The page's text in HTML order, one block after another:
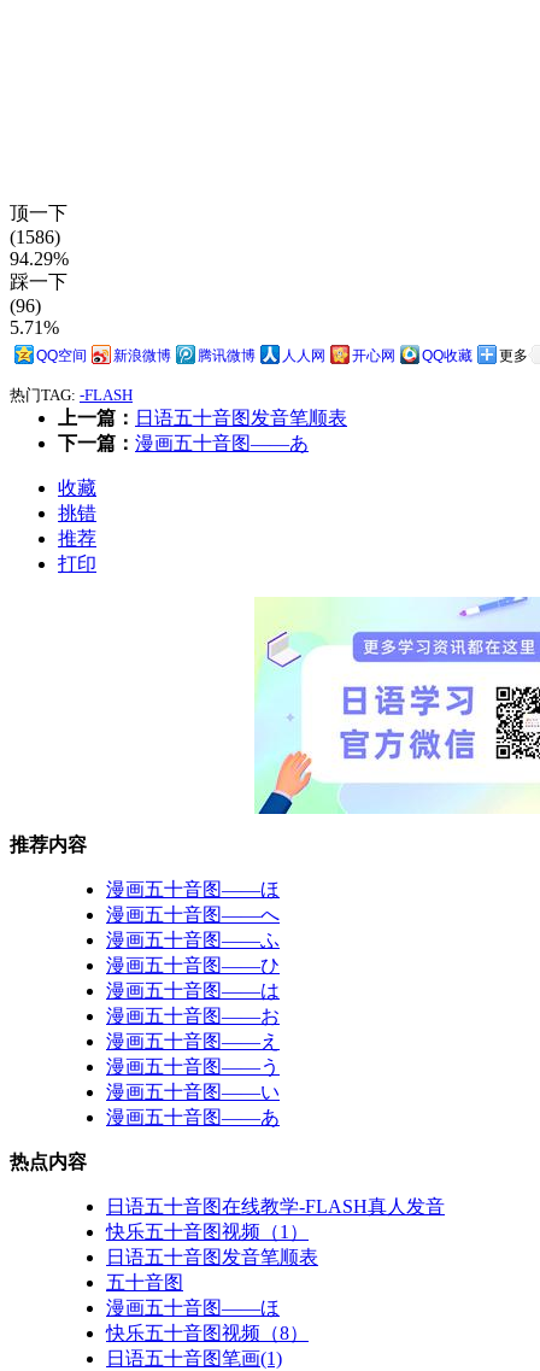
顶一下
(1586)
94.29%
踩一下
(96)
5.71%
QQ空间 新浪微博 腾讯微博 人人网 开心网 QQ收藏 更多
热门TAG: -FLASH
上一篇： 日语五十音图发音笔顺表
下一篇： 漫画五十音图——あ
收藏
挑错
推荐
打印
推荐内容
漫画五十音图——ほ
漫画五十音图——へ
漫画五十音图——ふ
漫画五十音图——ひ
漫画五十音图——は
漫画五十音图——お
漫画五十音图——え
漫画五十音图——う
漫画五十音图——い
漫画五十音图——あ
热点内容
日语五十音图在线教学-FLASH真人发音
快乐五十音图视频（1）
日语五十音图发音笔顺表
五十音图
漫画五十音图——ほ
快乐五十音图视频（8）
日语五十音图笔画(1)